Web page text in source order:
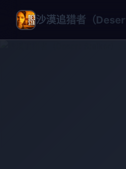
沙漠追猎者（